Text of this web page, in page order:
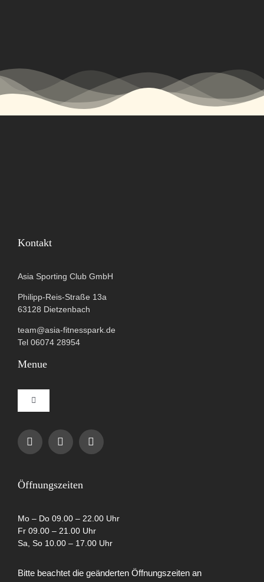
Kontakt
Asia Sporting Club GmbH
Philipp-Reis-Straße 13a
63128 Dietzenbach
team@asia-fitnesspark.de
Tel 06074 28954
Menue
Toggle
Navigation
Impressum
Cookie-Richtlinie (EU)
Öffnungszeiten
Mo – Do 09.00 – 22.00 Uhr
Fr 09.00 – 21.00 Uhr
Sa, So 10.00 – 17.00 Uhr
Bitte beachtet die geänderten Öffnungszeiten an